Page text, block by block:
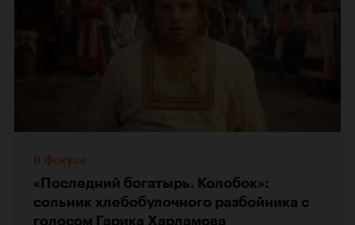
В фокусе
«Последний богатырь. Колобок»:
сольник хлебобулочного разбойника с
голосом Гарика Харламова